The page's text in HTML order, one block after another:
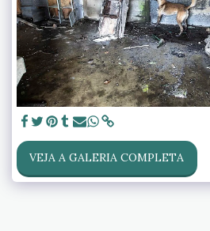
VEJA A GALERIA COMPLETA